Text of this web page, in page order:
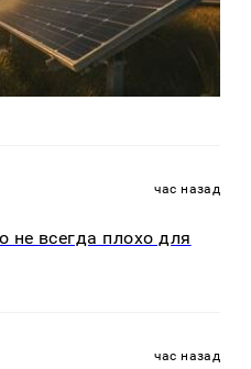
час назад
не всегда плохо для
час назад